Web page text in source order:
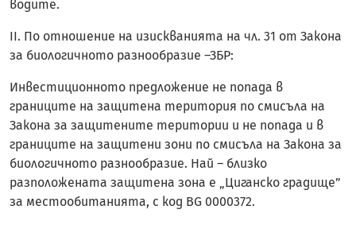
водите.
II. По отношение на изискванията на чл. 31 от Закона
за биологичното разнообразие –ЗБР:
Инвестиционното предложение не попада в
границите на защитена територия по смисъла на
Закона за защитените територии и не попада и в
границите на защитени зони по смисъла на Закона за
биологичното разнообразие. Най – близко
разположената защитена зона е „Циганско градище”
за местообитанията, с код BG 0000372.